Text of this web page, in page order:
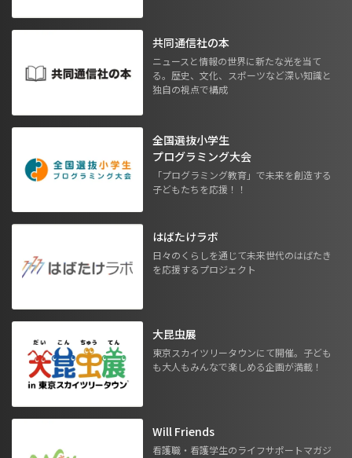
共同通信社の本
ニュースと情報の世界に新たな光を当て
る。歴史、文化、スポーツなど深い知識と
独自の視点で構成
全国選抜小学生
プログラミング大会
「プログラミング教育」で未来を創造する
子どもたちを応援！！
はばたけラボ
日々のくらしを通じて未来世代のはばたき
を応援するプロジェクト
大昆虫展
東京スカイツリータウンにて開催。子ども
も大人もみんなで楽しめる企画が満載！
Will Friends
看護職・看護学生のライフサポートマガジ